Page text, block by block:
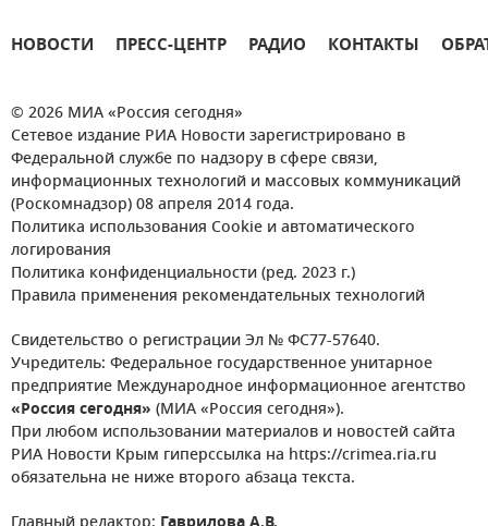
НОВОСТИ ПРЕСС-ЦЕНТР РАДИО КОНТАКТЫ
© 2026 МИА «Россия сегодня»
Сетевое издание РИА Новости зарегистрировано в
Федеральной службе по надзору в сфере связи,
информационных технологий и массовых коммуникаций
(Роскомнадзор) 08 апреля 2014 года.
Политика использования Cookie и автоматического
логирования
Политика конфиденциальности (ред. 2023 г.)
Правила применения рекомендательных технологий
Свидетельство о регистрации Эл № ФС77-57640.
Учредитель: Федеральное государственное унитарное
предприятие Международное информационное агентство
«Россия сегодня» (МИА «Россия сегодня»).
При любом использовании материалов и новостей сайта
РИА Новости Крым гиперссылка на https://crimea.ria.ru
обязательна не ниже второго абзаца текста.